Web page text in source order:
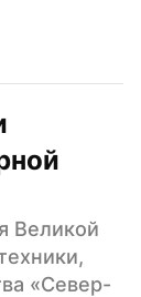
Великой
«Север-